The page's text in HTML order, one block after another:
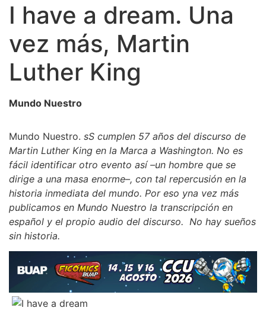
I have a dream. Una
vez más, Martin
Luther King
Mundo Nuestro
Mundo Nuestro. sS cumplen 57 años del discurso de
Martin Luther King en la Marca a Washington. No es
fácil identificar otro evento así –un hombre que se
dirige a una masa enorme–, con tal repercusión en la
historia inmediata del mundo. Por eso yna vez más
publicamos en Mundo Nuestro la transcripción en
español y el propio audio del discurso. No hay sueños
sin historia.